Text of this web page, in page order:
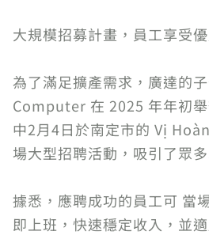
大規模招募計畫，員工享受
為了滿足擴產需求，廣達的
Computer 在 2025 年年初
中2月4日於南定市的 Vị
場大型招聘活動，吸引了眾
據悉，應聘成功的員工可 當
即上班，快速穩定收入，並